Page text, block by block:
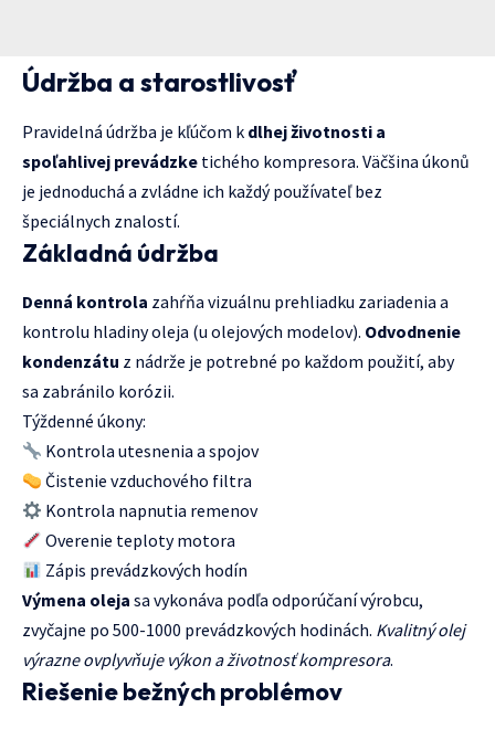
Údržba a starostlivosť
Pravidelná údržba je kľúčom k dlhej životnosti a
spoľahlivej prevádzke tichého kompresora. Väčšina úkonů
je jednoduchá a zvládne ich každý používateľ bez
špeciálnych znalostí.
Základná údržba
Denná kontrola zahŕňa vizuálnu prehliadku zariadenia a
kontrolu hladiny oleja (u olejových modelov). Odvodnenie
kondenzátu z nádrže je potrebné po každom použití, aby
sa zabránilo korózii.
Týždenné úkony:
Kontrola utesnenia a spojov
Čistenie vzduchového filtra
Kontrola napnutia remenov
Overenie teploty motora
Zápis prevádzkových hodín
Výmena oleja sa vykonáva podľa odporúčaní výrobcu,
zvyčajne po 500-1000 prevádzkových hodinách. Kvalitný olej
výrazne ovplyvňuje výkon a životnosť kompresora.
Riešenie bežných problémov